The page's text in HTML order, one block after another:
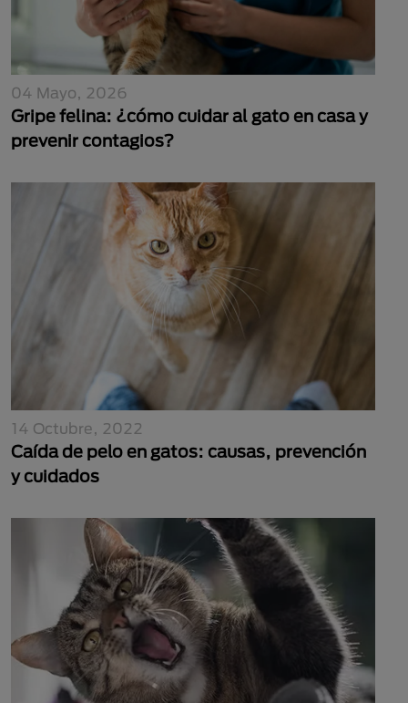
04 Mayo, 2026
Gripe felina: ¿cómo cuidar al gato en casa y
prevenir contagios?
14 Octubre, 2022
Caída de pelo en gatos: causas, prevención
y cuidados